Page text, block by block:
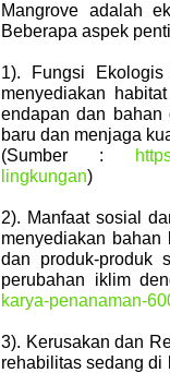
Mangrove adalah
Beberapa aspek
1). Fungsi
menyediakan
endapan dan bahan
baru dan menjaga
(Sumber :
lingkungan)
2). Manfaat sosial
menyediakan bahan
dan produk-produk
perubahan iklim
karya-penanaman-
3). Kerusakan dan
rehabilitas sedang di